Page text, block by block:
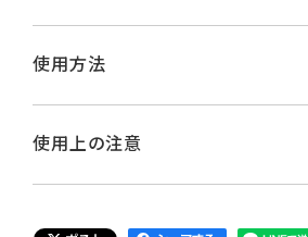
使用方法
使用上の注意